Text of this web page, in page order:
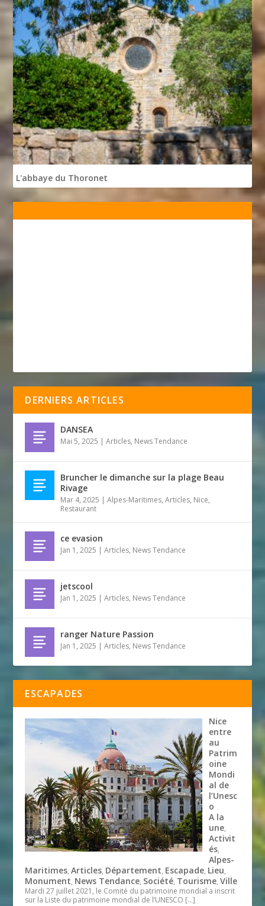
L'abbaye du Thoronet
DERNIERS ARTICLES
DANSEA
Mai 5, 2025 |Articles, News Tendance
Bruncher le dimanche sur la plage Beau
Rivage
Mar 4, 2025 |Alpes-Maritimes,Articles, Nice,
Restaurant
ce evasion
Jan 1, 2025 |Articles, News Tendance
jetscool
Jan 1, 2025 |Articles, News Tendance
ranger Nature Passion
Jan 1, 2025 |Articles, News Tendance
ESCAPADES
Nice
entre
au
Patrim
oine
Mondi
al de
l’Unesc
o
A la
une,
Activit
és,
Alpes-
Maritimes,Articles, Département, Escapade, Lieu,
Monument, News Tendance, Société, Tourisme,Ville
Mardi 27 juillet 2021, le Comité du patrimoine mondial a inscrit
sur la Liste du patrimoine mondial de l’UNESCO […]